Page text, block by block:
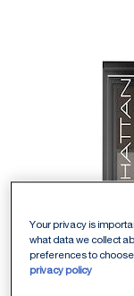
Your privacy is
what data we collect
preferences to
privacy policy